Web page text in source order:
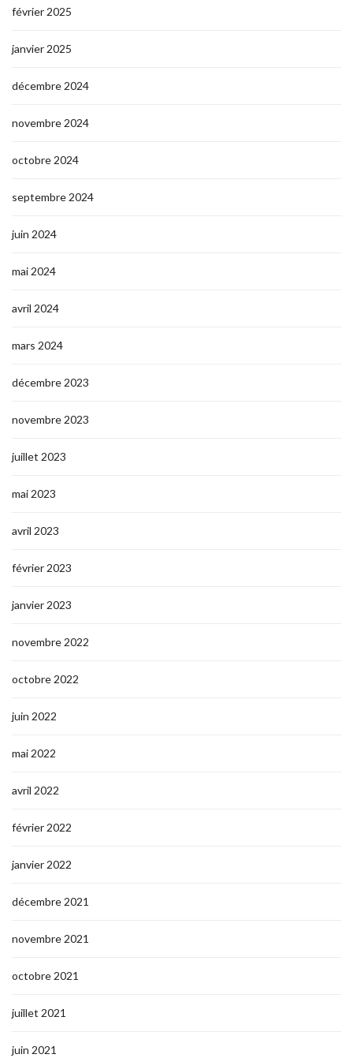
février 2025
janvier 2025
décembre 2024
novembre 2024
octobre 2024
septembre 2024
juin 2024
mai 2024
avril 2024
mars 2024
décembre 2023
novembre 2023
juillet 2023
mai 2023
avril 2023
février 2023
janvier 2023
novembre 2022
octobre 2022
juin 2022
mai 2022
avril 2022
février 2022
janvier 2022
décembre 2021
novembre 2021
octobre 2021
juillet 2021
juin 2021